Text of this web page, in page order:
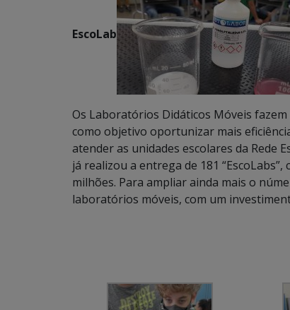
EscoLab
Os Laboratórios Didáticos Móveis
como objetivo oportunizar mais
atender as unidades escolares da Rede
já realizou a entrega de 181
milhões. Para ampliar ainda mais o
laboratórios móveis, com um